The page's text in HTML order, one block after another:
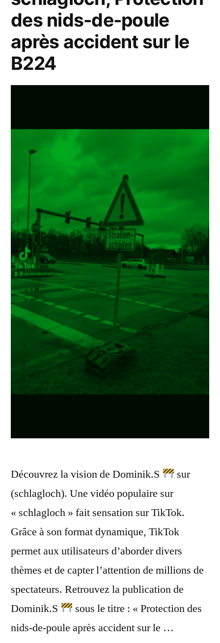
button
Staircase
light
switch
Éclairage
d’escalier
Minuterie.
Push
button
Staircase
light
timer
switch
#electric »
des nids-de-poule
après accident sur le
B224
Découvrez la vision de Dominik.S
sur
(schlagloch). Une vidéo populaire sur
« schlagloch » fait sensation sur TikTok.
Grâce à son format dynamique, TikTok
permet aux utilisateurs d’aborder divers
thèmes et de capter l’attention de millions de
spectateurs. Retrouvez la publication de
Dominik.S
sous le titre : « Protection des
nids-de-poule après accident sur le …